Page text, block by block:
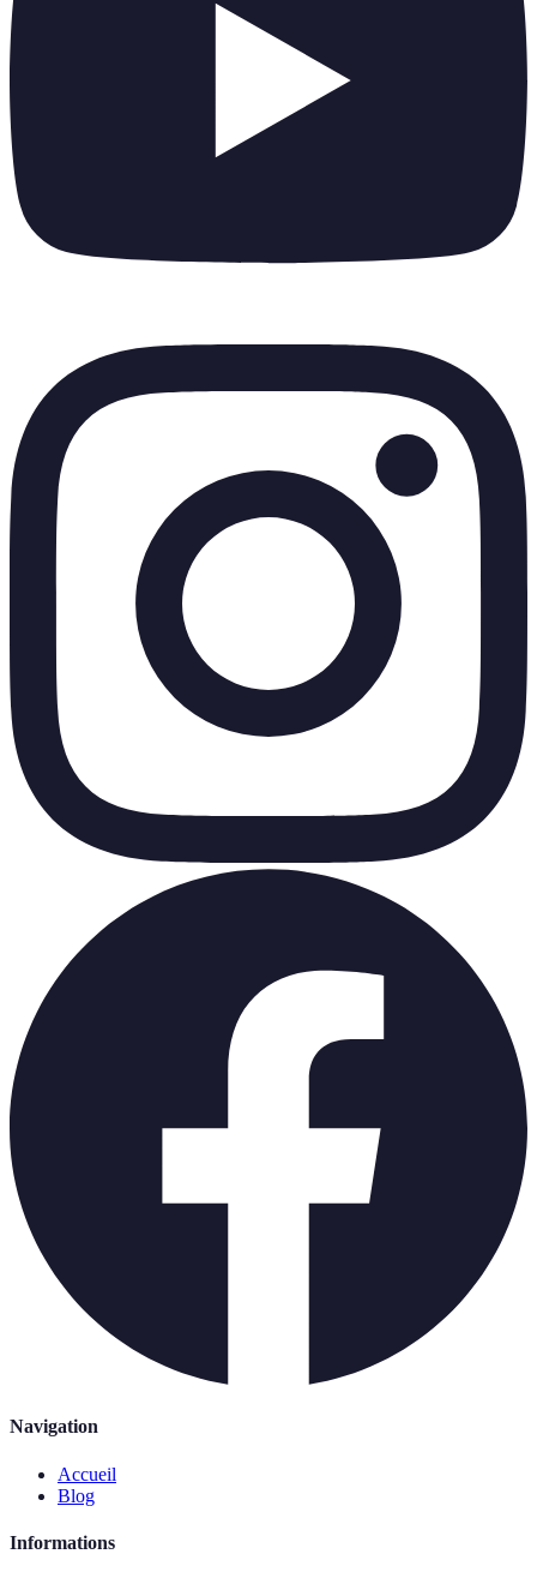
Navigation
Accueil
Blog
Informations